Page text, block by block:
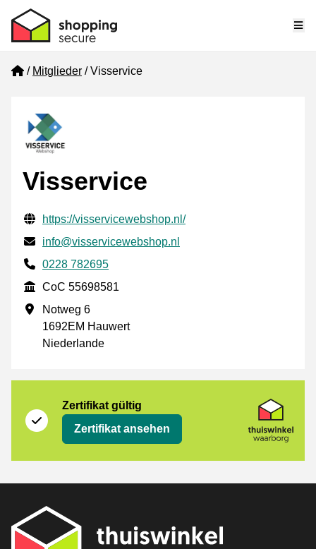
Home
Mitglieder Visservice
Visservice
Geprüfte Kontaktinformationen
Website URL
https://visservicewebshop.nl/
E-mail
info@visservicewebshop.nl
Phone number
0228 782695
CoC
CoC 55698581
Geschäftsadresse
Notweg 6
1692EM Hauwert
Niederlande
Zertifikat gültig
Zertifikat ansehen